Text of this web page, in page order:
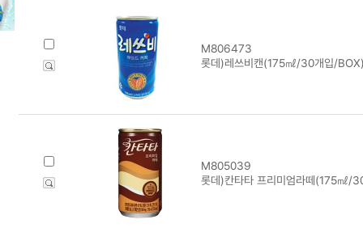
M806473
롯데)레쓰비캔(175㎖/30개입/
M805039
롯데)칸타타 프리미엄라떼(175㎖/